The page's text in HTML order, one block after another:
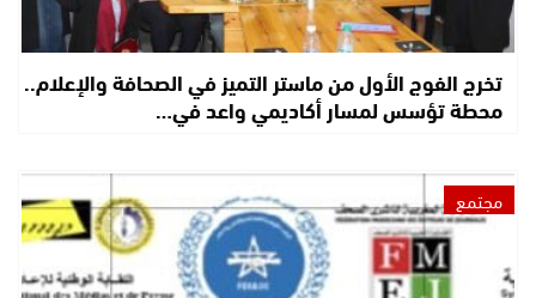
تخرج الفوج الأول من ماستر التميز في الصحافة والإعلام..
محطة تؤسس لمسار أكاديمي واعد في…
مجتمع